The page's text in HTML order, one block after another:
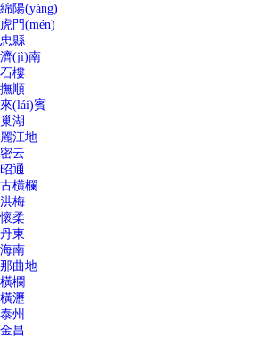
綿陽(yáng)
虎門(mén)
忠縣
濟(jì)南
石樓
撫順
來(lái)賓
巢湖
麗江地
密云
昭通
古橫欄
洪梅
懷柔
丹東
海南
那曲地
橫欄
橫瀝
泰州
金昌